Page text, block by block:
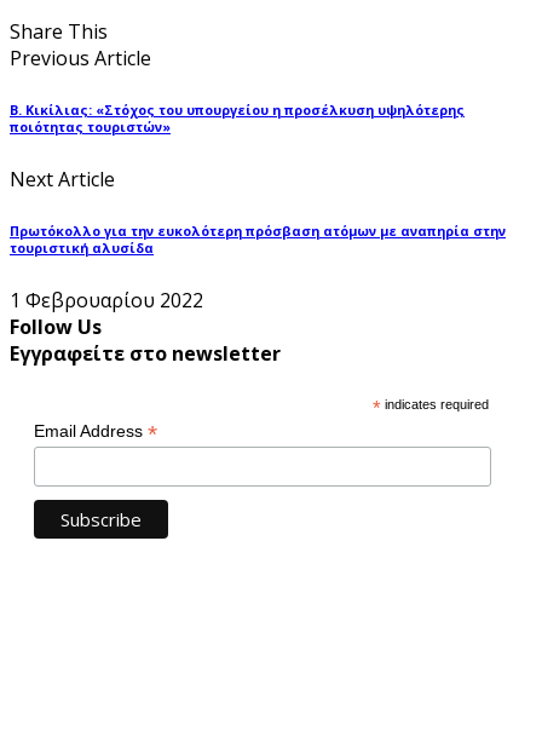
Share This
Previous Article
Β. Κικίλιας: «Στόχος του υπουργείου η προσέλκυση υψηλότερης
ποιότητας τουριστών»
Next Article
Πρωτόκολλο για την ευκολότερη πρόσβαση ατόμων με αναπηρία στην
τουριστική αλυσίδα
1 Φεβρουαρίου 2022
Follow Us
Εγγραφείτε στο newsletter
* indicates required
Email Address *